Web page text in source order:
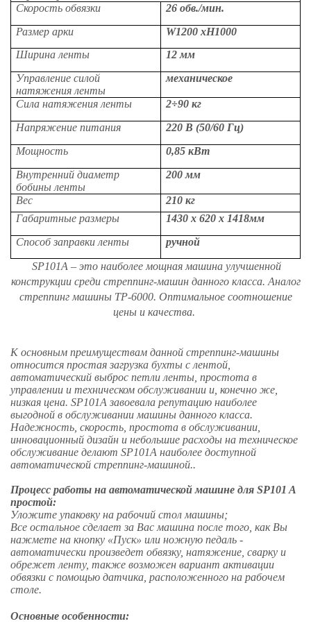
Скорость обвязки
26 обв./мин.
Размер арки
W1200 хH1000
Ширина ленты
12 мм
Управление силой
натяжения ленты
механическое
Сила натяжения ленты
2÷90 кг
Напряжение питания
220 В (50/60 Гц)
Мощность
0,85 кВт
Внутренний диаметр
бобины ленты
200 мм
Вес
210 кг
Габаритные размеры
1430 х 620 х 1418мм
Способ заправки ленты
ручной
SP101A – это наиболее мощная машина улучшенной
конструкции среди стреппинг-машин данного класса. Аналог
стреппинг машины ТР-6000. Оптимальное соотношение
цены и качества.
К основным преимуществам данной стреппинг-машины
относится простая загрузка бухты с лентой,
автоматический выброс петли ленты, простота в
управлении и техническом обслуживании и, конечно же,
низкая цена. SP101A завоевала репутацию наиболее
выгодной в обслуживании машины данного класса.
Надежность, скорость, простота в обслуживании,
инновационный дизайн и небольшие расходы на техническое
обслуживание делают SP101A наиболее доступной
автоматической стреппинг-машиной..
Процесс работы на автоматической машине для SP101 A
простой:
Уложите упаковку на рабочий стол машины;
Все остальное сделает за Вас машина после того, как Вы
нажмете на кнопку «Пуск» или ножную педаль -
автоматически произведет обвязку, натяжение, сварку и
обрежет ленту, также возможен вариант активации
обвязки с помощью датчика, расположенного на рабочем
столе.
Основные особенности: